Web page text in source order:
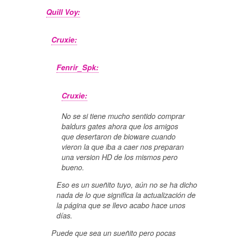
Quill Voy:
Cruxie:
Fenrir_Spk:
Cruxie:
No se si tiene mucho sentido comprar
baldurs gates ahora que los amigos
que desertaron de bioware cuando
vieron la que iba a caer nos preparan
una version HD de los mismos pero
bueno.
Eso es un sueñito tuyo, aún no se ha dicho
nada de lo que significa la actualización de
la página que se llevo acabo hace unos
días.
Puede que sea un sueñito pero pocas